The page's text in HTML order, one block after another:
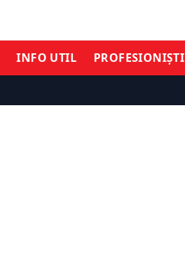
INFO UTIL PROFESIONIȘTI